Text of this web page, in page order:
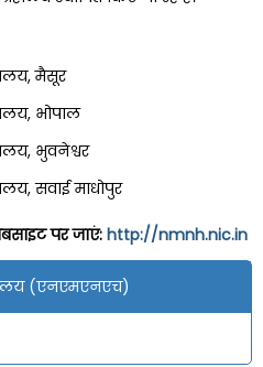
(एनएमएनएच)
मैसूर
भोपाल
भुवनेश्वर
सवाई माधोपुर
पर जाएं: http://nmnh.nic.in